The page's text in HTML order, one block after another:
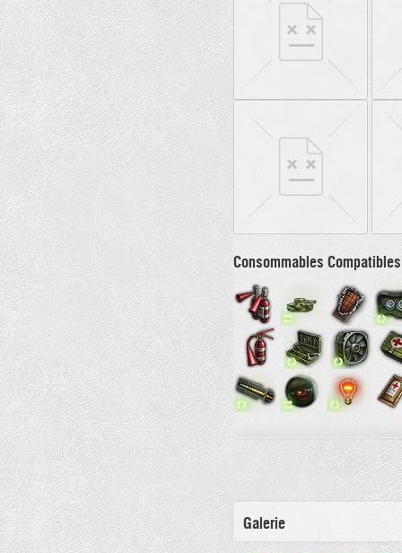
Consommables Compatibles
Galerie